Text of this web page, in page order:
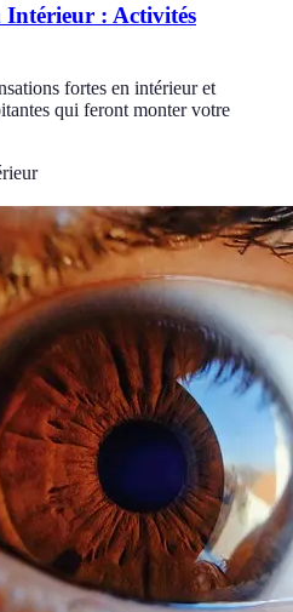
Intérieur : Activités
fortes en intérieur et
qui feront monter votre